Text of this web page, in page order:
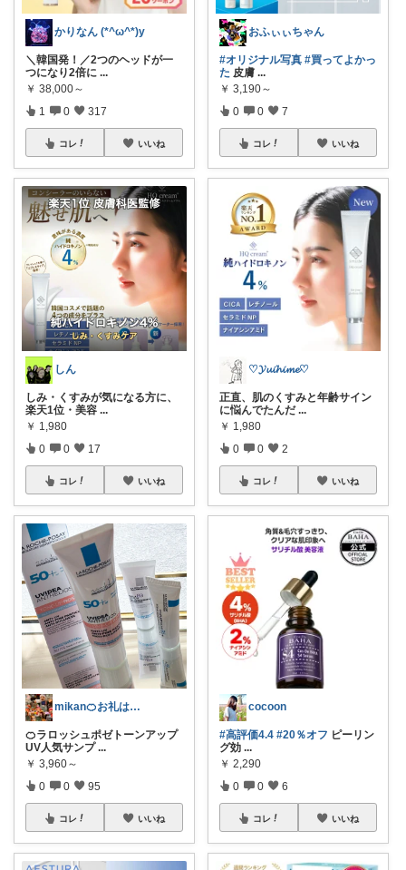
かりなん (*^ω^*)y
＼韓国発！／2つのヘッドが一
つになり2倍に ...
￥ 38,000～
1 0 317
コレ いいね
しん
しみ・くすみが気になる方に、
楽天1位・美容 ...
￥ 1,980
0 0 17
コレ いいね
mikan🍊お礼はプロフ🍊
🍊ラロッシュポゼトーンアップ
UV人気サンプ ...
￥ 3,960～
0 0 95
コレ いいね
おふぃぃちゃん
#オリジナル写真 #買ってよかっ
た 皮膚 ...
￥ 3,190～
0 0 7
コレ いいね
♡𝓨𝓾𝓲𝓱𝓲𝓶𝓮♡
正直、肌のくすみと年齢サイン
に悩んでたんだ ...
￥ 1,980
0 0 2
コレ いいね
cocoon
#高評価4.4 #20％オフ ピーリン
グ効 ...
￥ 2,290
0 0 6
コレ いいね